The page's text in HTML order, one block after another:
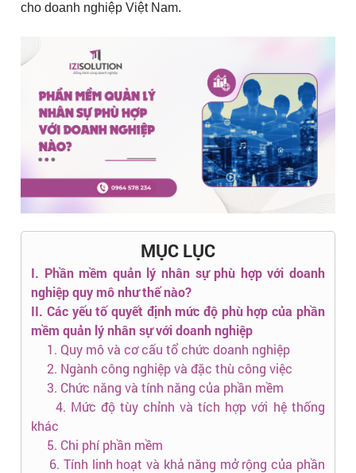
cho doanh nghiệp Việt Nam.
MỤC LỤC
I. Phần mềm quản lý nhân sự phù hợp với doanh
nghiệp quy mô như thế nào?
II. Các yếu tố quyết định mức độ phù hợp của phần
mềm quản lý nhân sự với doanh nghiệp
1. Quy mô và cơ cấu tổ chức doanh nghiệp
2. Ngành công nghiệp và đặc thù công việc
3. Chức năng và tính năng của phần mềm
4. Mức độ tùy chỉnh và tích hợp với hệ thống
khác
5. Chi phí phần mềm
6. Tính linh hoạt và khả năng mở rộng của phần